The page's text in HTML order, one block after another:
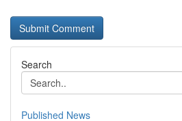
Search
Published News